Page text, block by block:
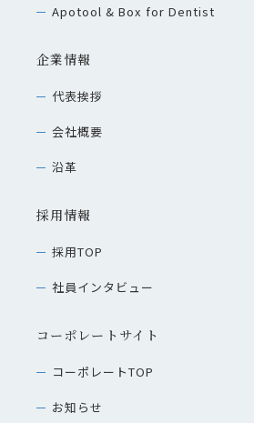
Apotool & Box for Dentist
企業情報
代表挨拶
会社概要
沿革
採用情報
採用TOP
社員インタビュー
コーポレートサイト
コーポレートTOP
お知らせ